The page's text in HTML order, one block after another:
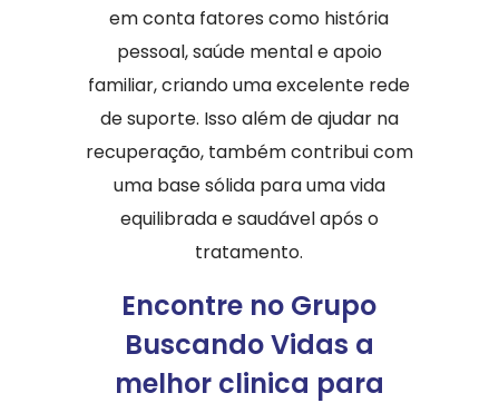
em conta fatores como história
pessoal, saúde mental e apoio
familiar, criando uma excelente rede
de suporte. Isso além de ajudar na
recuperação, também contribui com
uma base sólida para uma vida
equilibrada e saudável após o
tratamento.
Encontre no Grupo
Buscando Vidas a
melhor clinica para